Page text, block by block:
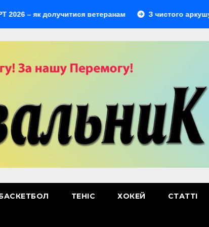
як долучитися ветеранам З чистого аркушу
ТЕНІС ХОКЕЙ СТАТТІ